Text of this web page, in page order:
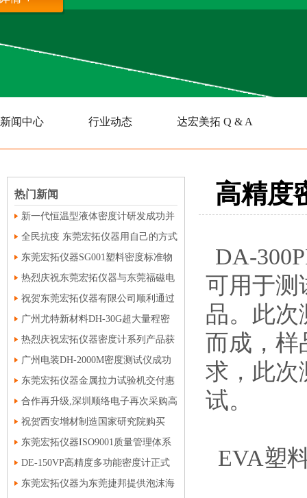
新闻中心 行业动态 达宏美拓 Q & A
高精度
DA-
可用于测
品。此次
而成，样
求，此次
试。
EVA塑
热门新闻
新一代恒温型液体密度计研发成功并
交货客户顺利通过验收
全民抗疫 东莞宏拓仪器用自己的方式
支援“逆行者”
东莞宏拓仪器SG001塑料密度标准物
质独家研发成功
热烈庆祝东莞宏拓仪器与东莞福磁电
子有限公司合作
祝贺东莞宏拓仪器有限公司顺利通过
ISO9001质量管理体系认证
广州尤特新材料DH-30G超大量程密
度测试仪顺利交付使用
热烈庆祝宏拓仪器密度计系列产品获
得国家计量器具型式批准证书
广州电装DH-2000M密度测试仪成功
交付使用
东莞宏拓仪器金属拉力试验机交付惠
州帅翼驰铝合金新材料有限公司使用
合作再升级,深圳顺络电子再次采购高
精度密度仪AR-150PM
祝贺西安增材制造国家研究院购买
DH-200N高精度密度测试仪
东莞宏拓仪器ISO9001质量管理体系
认证第一阶段审核顺利通过
DE-150VP高精度多功能密度计正式
交付深圳绎立锐光科技有限公司使用
东莞宏拓仪器为东莞捷邦提供泡沫海